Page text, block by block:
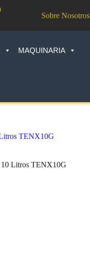
Sobre Nosotros
MAQUINARIA
TENX10G
10 Litros TENX10G